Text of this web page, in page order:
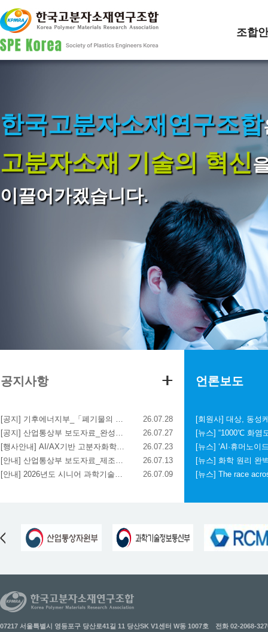
조합
한국고분자소재연구조합
고분자소재 기술의 혁신
이끌어가겠습니다.
공지사항
[공지] 기후에너지부_「폐기물의 국가 간 이동 및 그 처리에 관한 법률 적용대상 폐기물의 품목 고시」 일부개정안 행정예고
26.07.28
[공지] 산업통상부 보도자료_완성차-부품기업 '원팀'으로, 생태계 협력 R&D 신설
26.07.27
[행사안내] AI/AX기반 고분자화학소재와 고등분석기술의 미래 심포지엄
26.07.23
[안내] 산업통상부 보도자료_제조업의 AI 대전환시대, 스마트 제조 국제표준화, 한국이 주도한다.
26.07.13
[안내] 2026년도 시니어 과학기술인 단기연구원 지원사업 신청
26.07.09
언론보도
07217 서울특별시 영등포구 당산로41길 11 당산SK V1센터 W동 1007호
전화 02-2068-